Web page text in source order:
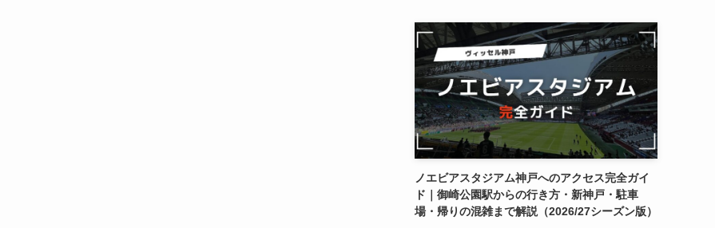
ノエビアスタジアム神戸へのアクセス完全ガイ
ド｜御崎公園駅からの行き方・新神戸・駐車
場・帰りの混雑まで解説（2026/27シーズン版）